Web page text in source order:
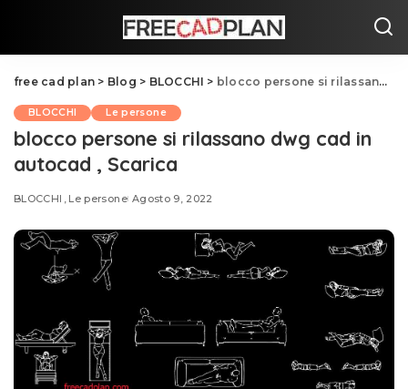
free cad plan > Blog > BLOCCHI > blocco persone si rilassano dwg cad in autocad , Scarica
BLOCCHI Le persone
blocco persone si rilassano dwg cad in
autocad , Scarica
BLOCCHI Le persone Agosto 9, 2022